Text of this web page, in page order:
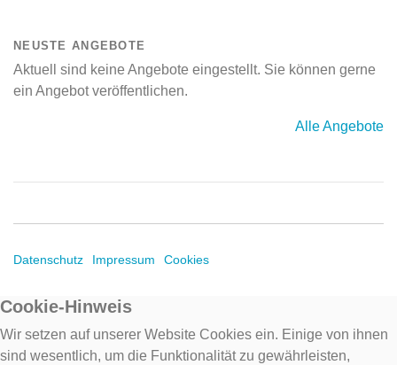
NEUSTE ANGEBOTE
Aktuell sind keine Angebote eingestellt. Sie können gerne
ein Angebot veröffentlichen.
Alle Angebote
Datenschutz Impressum Cookies
Cookie-Hinweis
Wir setzen auf unserer Website Cookies ein. Einige von ihnen
sind wesentlich, um die Funktionalität zu gewährleisten,